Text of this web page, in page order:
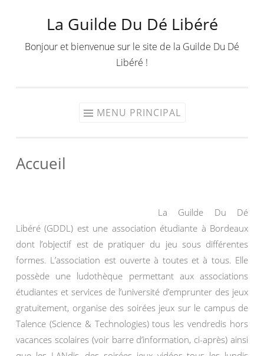
contenu
La Guilde Du Dé Libéré
Bonjour et bienvenue sur le site de la Guilde Du Dé
Libéré !
MENU PRINCIPAL
Accueil
La Guilde Du Dé
Libéré (GDDL) est une association étudiante à Bordeaux
dont l’objectif est de pratiquer du jeu sous différentes
formes. L’association est ouverte à toutes et à tous. Elle
possède une ludothèque permettant aux associations
étudiantes et services de l’université d’emprunter des jeux
gratuitement, organise des soirées jeux sur le campus de
Talence (Science & Technologies) tous les vendredis hors
vacances scolaires (voir barre d’information, ci-après) ainsi